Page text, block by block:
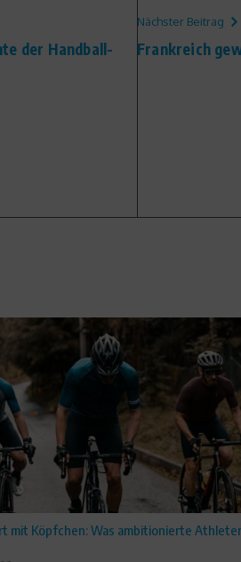
der Handball-
Nächster Beitrag
Frankreich
mit Köpfchen: Was ambitionierte